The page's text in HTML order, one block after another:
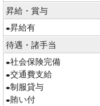
昇給・賞与
●昇給有
待遇・諸手当
●社会保険完備
●交通費支給
●制服貸与
●賄い付